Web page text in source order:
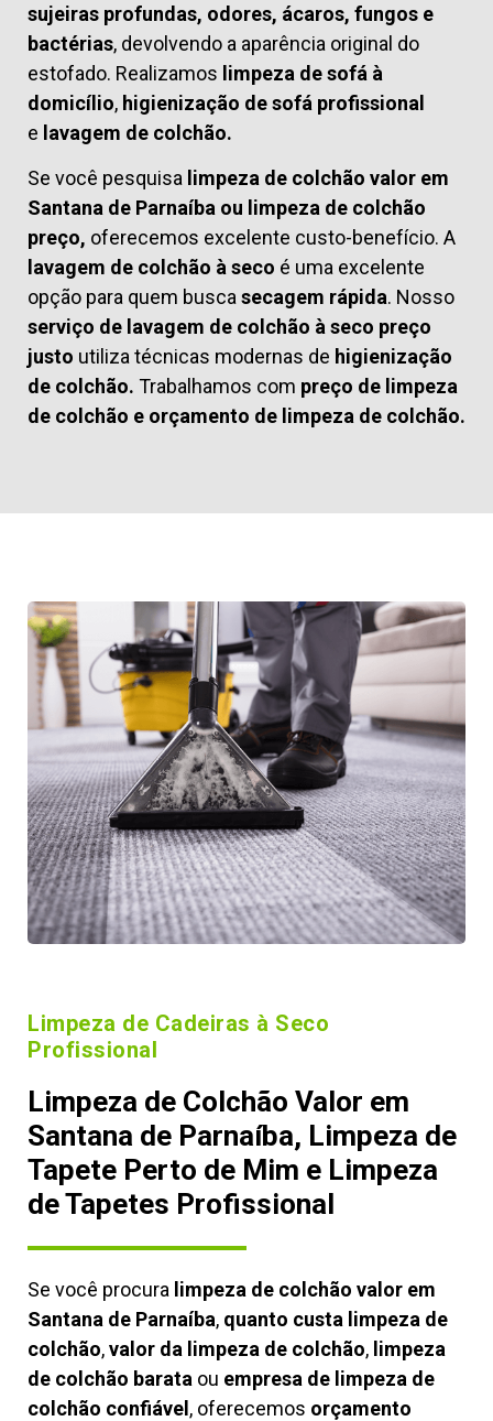
sujeiras profundas, odores, ácaros, fungos e
bactérias, devolvendo a aparência original do
estofado. Realizamos limpeza de sofá à
domicílio, higienização de sofá profissional
e lavagem de colchão.
Se você pesquisa limpeza de colchão valor em
Santana de Parnaíba ou limpeza de colchão
preço, oferecemos excelente custo-benefício. A
lavagem de colchão à seco é uma excelente
opção para quem busca secagem rápida. Nosso
serviço de lavagem de colchão à seco preço
justo utiliza técnicas modernas de higienização
de colchão. Trabalhamos com preço de limpeza
de colchão e orçamento de limpeza de colchão.
Limpeza de Cadeiras à Seco
Profissional
Limpeza de Colchão Valor em
Santana de Parnaíba, Limpeza de
Tapete Perto de Mim e Limpeza
de Tapetes Profissional
Se você procura limpeza de colchão valor em
Santana de Parnaíba, quanto custa limpeza de
colchão,valor da limpeza de colchão, limpeza
de colchão barata ou empresa de limpeza de
colchão confiável, oferecemos orçamento